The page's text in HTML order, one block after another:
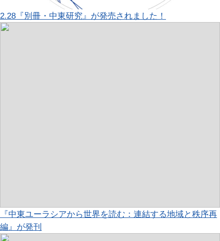
2.28『別冊・中東研究』が発売されました！
『中東ユーラシアから世界を読む：連結する地域と秩序再
編』が発刊